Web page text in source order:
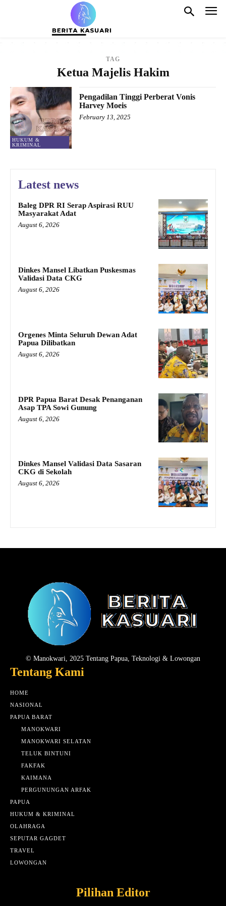
TAG
Ketua Majelis Hakim
HUKUM &
KRIMINAL
Pengadilan Tinggi Perberat Vonis
Harvey Moeis
February 13, 2025
Latest news
Baleg DPR RI Serap Aspirasi RUU
Masyarakat Adat
August 6, 2026
Dinkes Mansel Libatkan Puskesmas
Validasi Data CKG
August 6, 2026
Orgenes Minta Seluruh Dewan Adat
Papua Dilibatkan
August 6, 2026
DPR Papua Barat Desak Penanganan
Asap TPA Sowi Gunung
August 6, 2026
Dinkes Mansel Validasi Data Sasaran
CKG di Sekolah
August 6, 2026
© Manokwari, 2025 Tentang Papua, Teknologi & Lowongan
Tentang Kami
HOME
NASIONAL
PAPUA BARAT
MANOKWARI
MANOKWARI SELATAN
TELUK BINTUNI
FAKFAK
KAIMANA
PERGUNUNGAN ARFAK
PAPUA
HUKUM & KRIMINAL
OLAHRAGA
SEPUTAR GAGDET
TRAVEL
LOWONGAN
Pilihan Editor